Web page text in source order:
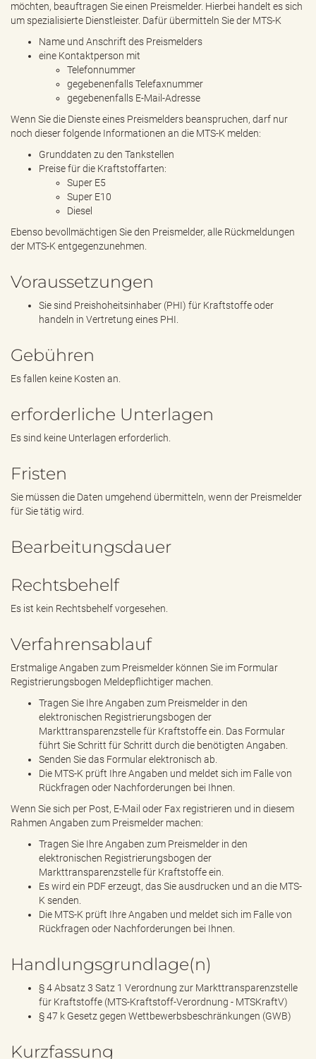
möchten, beauftragen Sie einen Preismelder. Hierbei handelt es sich
um spezialisierte Dienstleister. Dafür übermitteln Sie der MTS-K
Name und Anschrift des Preismelders
eine Kontaktperson mit
Telefonnummer
gegebenenfalls Telefaxnummer
gegebenenfalls E-Mail-Adresse
Wenn Sie die Dienste eines Preismelders beanspruchen, darf nur
noch dieser folgende Informationen an die MTS-K melden:
Grunddaten zu den Tankstellen
Preise für die Kraftstoffarten:
Super E5
Super E10
Diesel
Ebenso bevollmächtigen Sie den Preismelder, alle Rückmeldungen
der MTS-K entgegenzunehmen.
Voraussetzungen
Sie sind Preishoheitsinhaber (PHI) für Kraftstoffe oder
handeln in Vertretung eines PHI.
Gebühren
Es fallen keine Kosten an.
erforderliche Unterlagen
Es sind keine Unterlagen erforderlich.
Fristen
Sie müssen die Daten umgehend übermitteln, wenn der Preismelder
für Sie tätig wird.
Bearbeitungsdauer
Rechtsbehelf
Es ist kein Rechtsbehelf vorgesehen.
Verfahrensablauf
Erstmalige Angaben zum Preismelder können Sie im Formular
Registrierungsbogen Meldepflichtiger machen.
Tragen Sie Ihre Angaben zum Preismelder in den
elektronischen Registrierungsbogen der
Markttransparenzstelle für Kraftstoffe ein. Das Formular
führt Sie Schritt für Schritt durch die benötigten Angaben.
Senden Sie das Formular elektronisch ab.
Die MTS-K prüft Ihre Angaben und meldet sich im Falle von
Rückfragen oder Nachforderungen bei Ihnen.
Wenn Sie sich per Post, E-Mail oder Fax registrieren und in diesem
Rahmen Angaben zum Preismelder machen:
Tragen Sie Ihre Angaben zum Preismelder in den
elektronischen Registrierungsbogen der
Markttransparenzstelle für Kraftstoffe ein.
Es wird ein PDF erzeugt, das Sie ausdrucken und an die MTS-
K senden.
Die MTS-K prüft Ihre Angaben und meldet sich im Falle von
Rückfragen oder Nachforderungen bei Ihnen.
Handlungsgrundlage(n)
§ 4 Absatz 3 Satz 1 Verordnung zur Markttransparenzstelle
für Kraftstoffe (MTS-Kraftstoff-Verordnung - MTSKraftV)
§ 47 k Gesetz gegen Wettbewerbsbeschränkungen (GWB)
Kurzfassung